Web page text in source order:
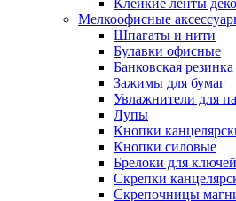
Клейкие ленты
Мелкоофисные
Шпагаты и нити
Булавки офисные
Банковская резинка
Зажимы для бумаг
Увлажнители для
Лупы
Кнопки
Кнопки силовые
Брелоки для ключей
Скрепки
Скрепочницы